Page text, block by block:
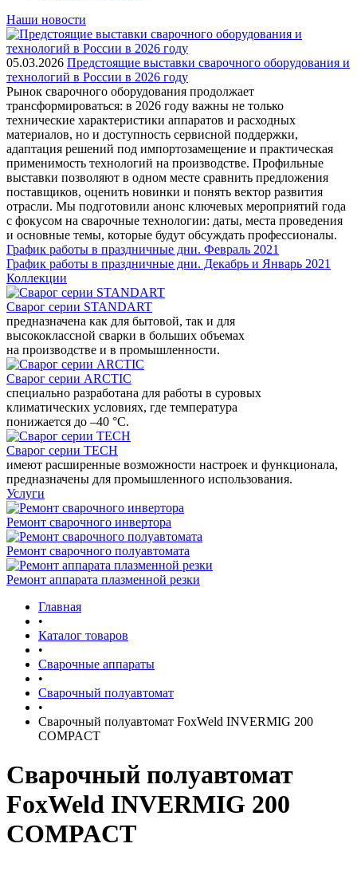
Наши новости
05.03.2026 Предстоящие выставки сварочного оборудования и
технологий в России в 2026 году
Рынок сварочного оборудования продолжает
трансформироваться: в 2026 году важны не только
технические характеристики аппаратов и расходных
материалов, но и доступность сервисной поддержки,
адаптация решений под импортозамещение и практическая
применимость технологий на производстве. Профильные
выставки позволяют в одном месте сравнить предложения
поставщиков, оценить новинки и понять вектор развития
отрасли. Мы подготовили анонс ключевых мероприятий года
с фокусом на сварочные технологии: даты, места проведения
и основные темы, которые будут обсуждать профессионалы.
График работы в праздничные дни. Февраль 2021
График работы в праздничные дни. Декабрь и Январь 2021
Коллекции
Сварог серии STANDART
предназначена как для бытовой, так и для
высококлассной сварки в больших объемах
на производстве и в промышленности.
Сварог серии ARCTIC
специально разработана для работы в суровых
климатических условиях, где температура
понижается до –40 °С.
Сварог серии TECH
имеют расширенные возможности настроек и функционала,
предназначены для промышленного использования.
Услуги
Ремонт сварочного инвертора
Ремонт сварочного полуавтомата
Ремонт аппарата плазменной резки
Главная
•
Каталог товаров
•
Сварочные аппараты
•
Сварочный полуавтомат
•
Сварочный полуавтомат FoxWeld INVERMIG 200
COMPACT
Сварочный полуавтомат
FoxWeld INVERMIG 200
COMPACT